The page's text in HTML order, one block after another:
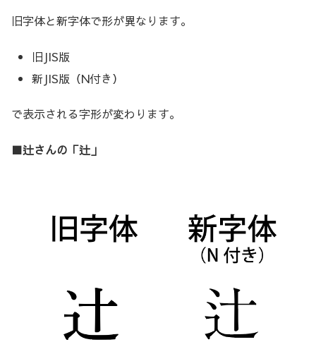
旧字体と新字体で形が異なります。
旧JIS版
新JIS版（N付き）
で表示される字形が変わります。
■辻さんの「辻」